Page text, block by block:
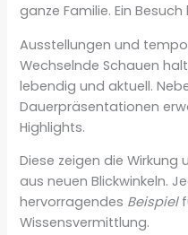
ganze Familie. Ein
Ausstellungen und
Wechselnde Schauen
lebendig und aktuell.
Dauerpräsentationen
Highlights.
Diese zeigen die Wirkung
aus neuen Blickwinkeln.
hervorragendes Beispiel
Wissensvermittlung.